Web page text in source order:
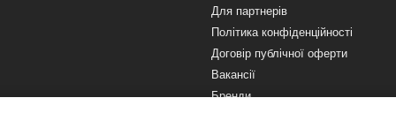
для монтажу полістиролу
пінополістиролу потрібні такі матеріали та інструменти:
якого відсутні органічні сполуки, такі як бензин, ефіри та
Для партнерів
Політика конфіденційності
Договір публічної оферти
Вакансії
Бренди